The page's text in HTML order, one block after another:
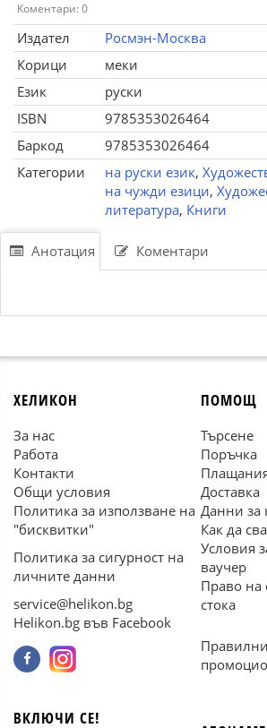
Коментари: 0
Издател
Росмэн-Москва
Корици
меки
Език
руски
ISBN
9785353026464
Баркод
9785353026464
Категории
на руски език,
на чужди езици,
литература, Книги
Анотация Коментари
ХЕЛИКОН
За нас
Работа
Контакти
Общи условия
Политика за използване на
"бисквитки"
Политика за сигурност на
личните данни
service@helikon.bg
Helikon.bg във Facebook
ПОМОЩ
Търсене
Поръчка
Доставка
Данни за
Как да
Условия
ваучер
Право на
стока
ВКЛЮЧИ СЕ!